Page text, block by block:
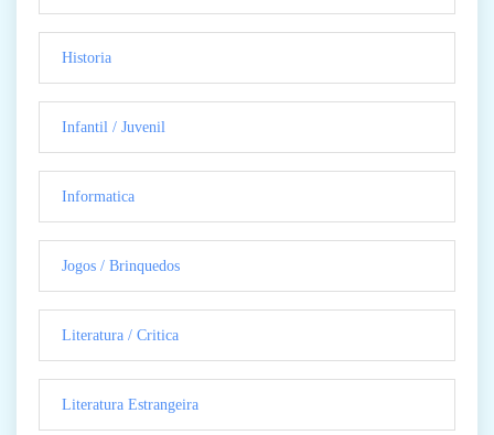
Historia
Infantil / Juvenil
Informatica
Jogos / Brinquedos
Literatura / Critica
Literatura Estrangeira